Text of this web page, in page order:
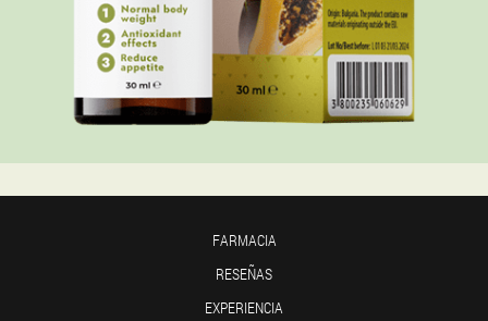
FARMACIA
RESEÑAS
EXPERIENCIA